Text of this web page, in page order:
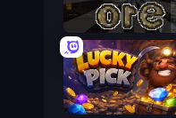
More Ore
Lucky Pick